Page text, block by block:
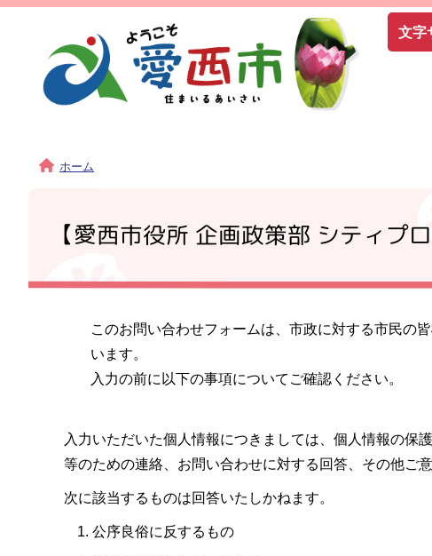
文字
ホーム
【愛西市役所 企画政策部 シティプ
このお問い合わせフォームは、市政に対する市民の
います。
入力の前に以下の事項についてご確認ください。
入力いただいた個人情報につきましては、個人情報の保
等のための連絡、お問い合わせに対する回答、その他ご
次に該当するものは回答いたしかねます。
公序良俗に反するもの